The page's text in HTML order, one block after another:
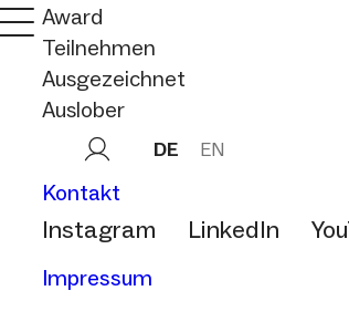
Award
Teilnehmen
Ausgezeichnet
Auslober
DE EN
Kontakt
Instagram LinkedIn
Impressum